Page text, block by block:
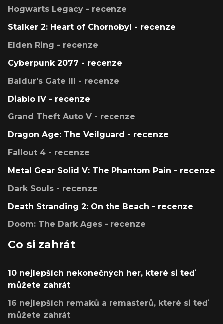
Hogwarts Legacy - recenze
Stalker 2: Heart of Chornobyl - recenze
Elden Ring - recenze
Cyberpunk 2077 - recenze
Baldur's Gate III - recenze
Diablo IV - recenze
Grand Theft Auto V - recenze
Dragon Age: The Veilguard - recenze
Fallout 4 - recenze
Metal Gear Solid V: The Phantom Pain - recenze
Dark Souls - recenze
Death Stranding 2: On the Beach - recenze
Doom: The Dark Ages - recenze
Co si zahrát
10 nejlepších nekonečných her, které si teď
můžete zahrát
16 nejlepších remaků a remasterů, které si teď
můžete zahrát